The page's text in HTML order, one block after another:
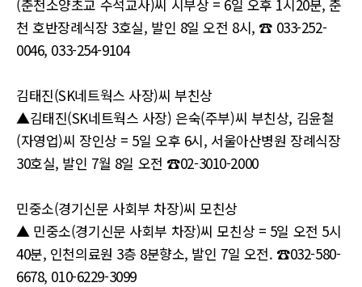
(춘천소양초교 수석교사)씨 시부상 = 6일 오후 1시20분, 춘
천 호반장례식장 3호실, 발인 8일 오전 8시, ☎ 033-252-
0046, 033-254-9104
김태진(SK네트웍스 사장)씨 부친상
▲김태진(SK네트웍스 사장) 은숙(주부)씨 부친상, 김윤철
(자영업)씨 장인상 = 5일 오후 6시, 서울아산병원 장례식장
30호실, 발인 7월 8일 오전 ☎02-3010-2000
민중소(경기신문 사회부 차장)씨 모친상
▲ 민중소(경기신문 사회부 차장)씨 모친상 = 5일 오전 5시
40분, 인천의료원 3층 8분향소, 발인 7일 오전. ☎032-580-
6678, 010-6229-3099